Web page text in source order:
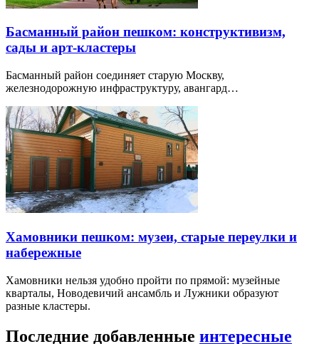
Басманный район пешком: конструктивизм,
сады и арт-кластеры
Басманный район соединяет старую Москву,
железнодорожную инфраструктуру, авангард…
Хамовники пешком: музеи, старые переулки и
набережные
Хамовники нельзя удобно пройти по прямой: музейные
кварталы, Новодевичий ансамбль и Лужники образуют
разные кластеры.
Последние добавленные интересные